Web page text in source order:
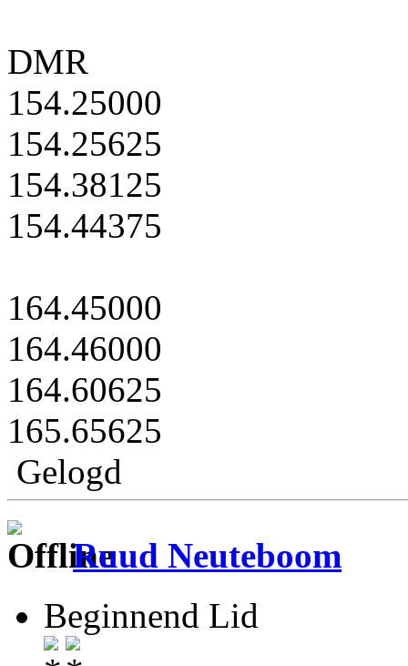
DMR
154.25000
154.25625
154.38125
154.44375
164.45000
164.46000
164.60625
165.65625
Gelogd
Ruud Neuteboom
Beginnend Lid